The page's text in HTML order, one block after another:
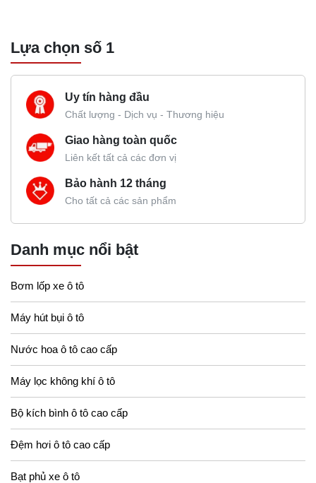
Lựa chọn số 1
Uy tín hàng đầu
Chất lượng - Dịch vụ - Thương hiệu
Giao hàng toàn quốc
Liên kết tất cả các đơn vị
Bảo hành 12 tháng
Cho tất cả các sản phẩm
Danh mục nổi bật
Bơm lốp xe ô tô
Máy hút bụi ô tô
Nước hoa ô tô cao cấp
Máy lọc không khí ô tô
Bộ kích bình ô tô cao cấp
Đệm hơi ô tô cao cấp
Bạt phủ xe ô tô